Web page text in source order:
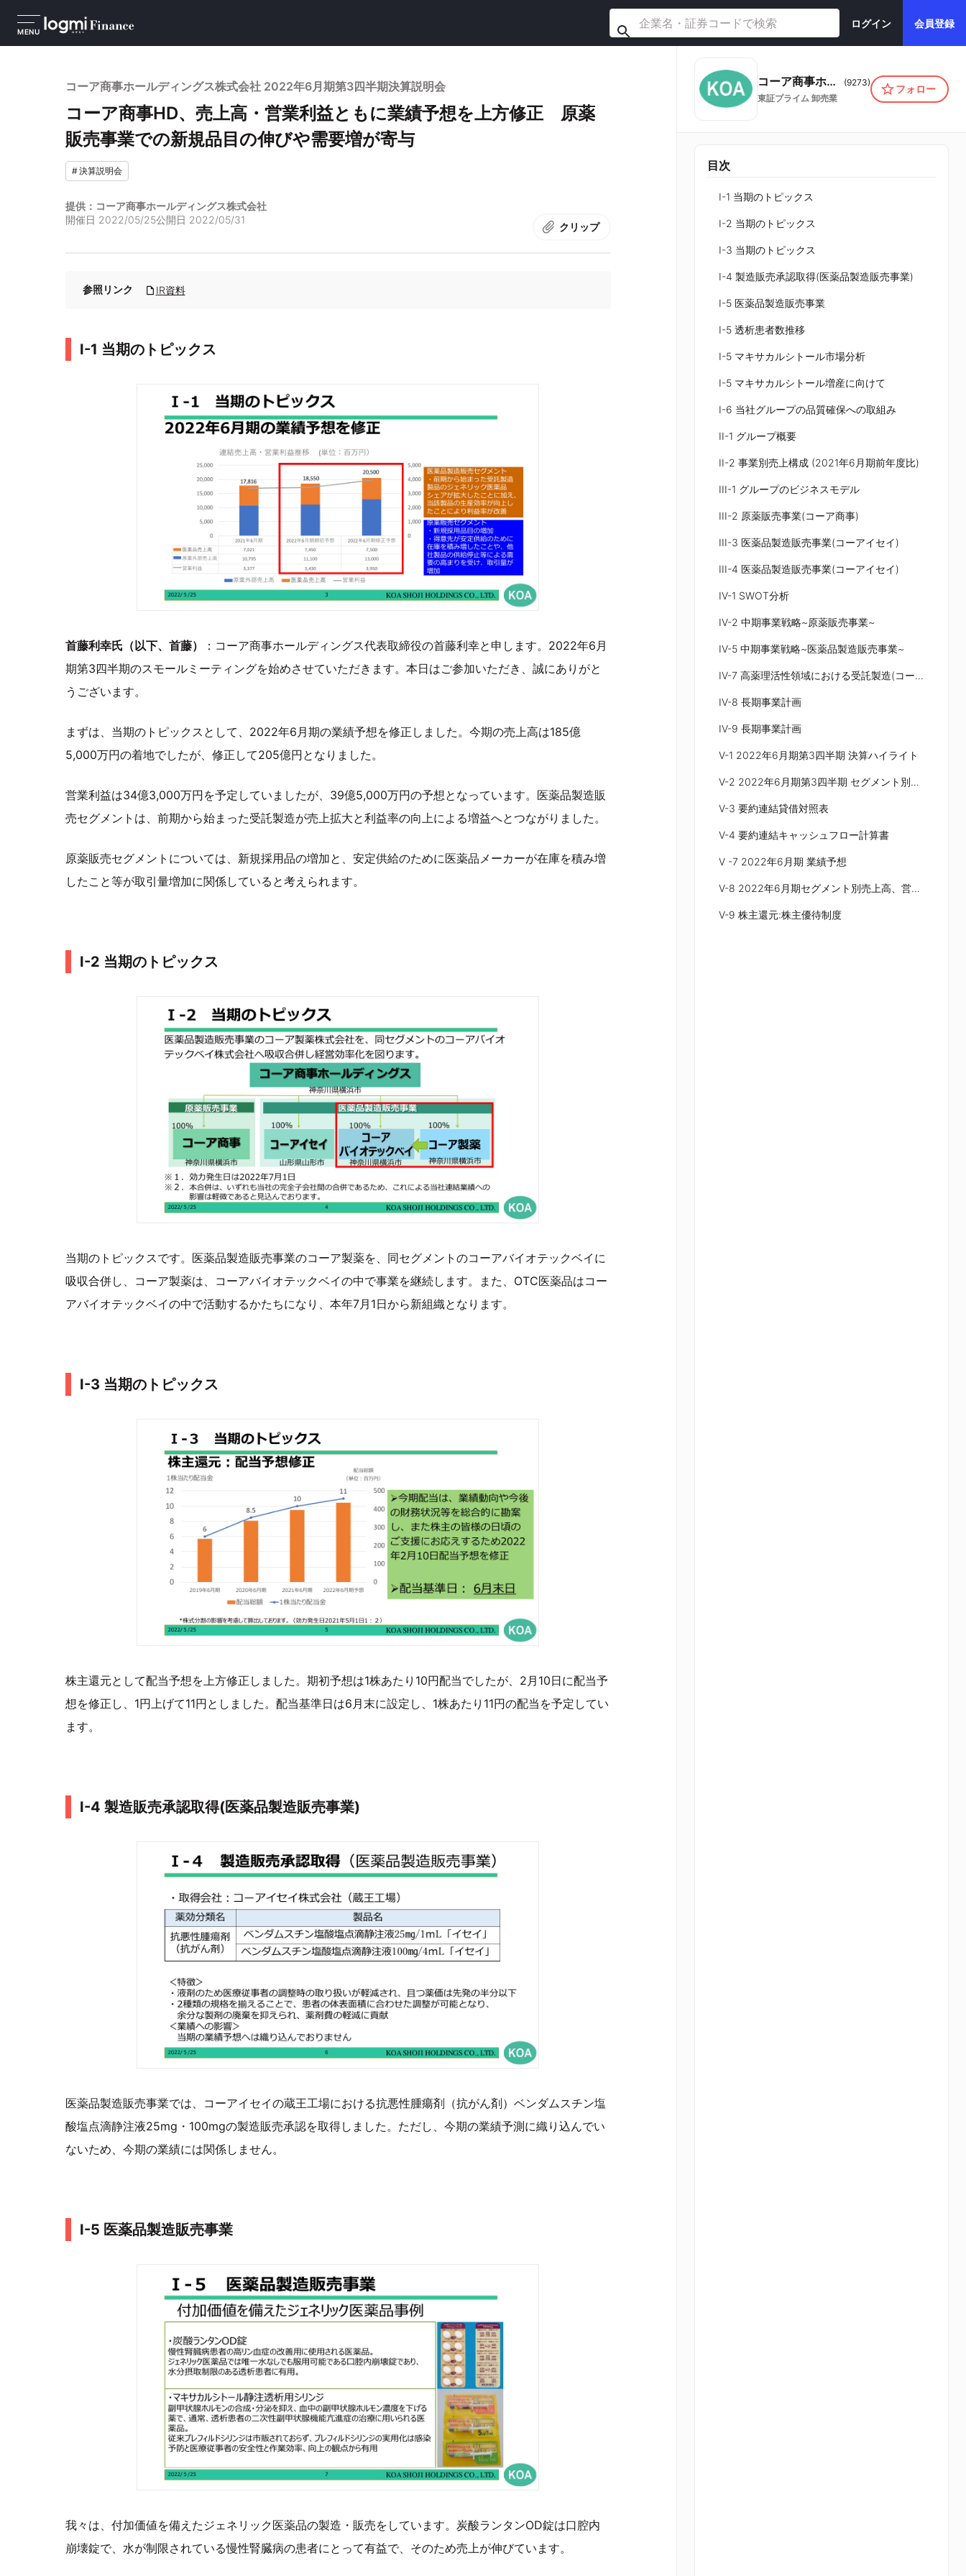
MENU
ログイン 会員登録
コーア商事ホールディングス株式会社 2022年6月期第3四半期決算説明会
コーア商事HD、売上高・営業利益ともに業績予想を上方修正 原薬
販売事業での新規品目の伸びや需要増が寄与
#決算説明会
提供：コーア商事ホールディングス株式会社
開催日 2022/05/25公開日 2022/05/31
クリップ
参照リンク IR資料
I-1 当期のトピックス
首藤利幸氏（以下、首藤）
：コーア商事ホールディングス代表取締役の首藤利幸と申します。2022年6月
期第3四半期のスモールミーティングを始めさせていただきます。本日はご参加いただき、誠にありがと
うございます。
まずは、当期のトピックスとして、2022年6月期の業績予想を修正しました。今期の売上高は185億
5,000万円の着地でしたが、修正して205億円となりました。
営業利益は34億3,000万円を予定していましたが、39億5,000万円の予想となっています。医薬品製造販
売セグメントは、前期から始まった受託製造が売上拡大と利益率の向上による増益へとつながりました。
原薬販売セグメントについては、新規採用品の増加と、安定供給のために医薬品メーカーが在庫を積み増
したこと等が取引量増加に関係していると考えられます。
I-2 当期のトピックス
当期のトピックスです。医薬品製造販売事業のコーア製薬を、同セグメントのコーアバイオテックベイに
吸収合併し、コーア製薬は、コーアバイオテックベイの中で事業を継続します。また、OTC医薬品はコー
アバイオテックベイの中で活動するかたちになり、本年7月1日から新組織となります。
I-3 当期のトピックス
株主還元として配当予想を上方修正しました。期初予想は1株あたり10円配当でしたが、2月10日に配当予
想を修正し、1円上げて11円としました。配当基準日は6月末に設定し、1株あたり11円の配当を予定してい
ます。
I-4 製造販売承認取得(医薬品製造販売事業)
医薬品製造販売事業では、コーアイセイの蔵王工場における抗悪性腫瘍剤（抗がん剤）ベンダムスチン塩
酸塩点滴静注液25mg・100mgの製造販売承認を取得しました。ただし、今期の業績予測に織り込んでい
ないため、今期の業績には関係しません。
I-5 医薬品製造販売事業
我々は、付加価値を備えたジェネリック医薬品の製造・販売をしています。炭酸ランタンOD錠は口腔内
崩壊錠で、水が制限されている慢性腎臓病の患者にとって有益で、そのため売上が伸びています。
コーア商事ホールディングス株式会社 (9273)
東証プライム 卸売業
フォロー
目次
I-1 当期のトピックス
I-2 当期のトピックス
I-3 当期のトピックス
I-4 製造販売承認取得(医薬品製造販売事業)
I-5 医薬品製造販売事業
I-5 透析患者数推移
I-5 マキサカルシトール市場分析
I-5 マキサカルシトール増産に向けて
I-6 当社グループの品質確保への取組み
II-1 グループ概要
II-2 事業別売上構成 (2021年6月期前年度比)
III-1 グループのビジネスモデル
III-2 原薬販売事業(コーア商事)
III-3 医薬品製造販売事業(コーアイセイ)
III-4 医薬品製造販売事業(コーアイセイ)
IV-1 SWOT分析
IV-2 中期事業戦略~原薬販売事業~
IV-5 中期事業戦略~医薬品製造販売事業~
IV-7 高薬理活性領域における受託製造(コーアイセイ)
IV-8 長期事業計画
IV-9 長期事業計画
V-1 2022年6月期第3四半期 決算ハイライト
V-2 2022年6月期第3四半期 セグメント別売上高、営業利益
V-3 要約連結貸借対照表
V-4 要約連結キャッシュフロー計算書
V -7 2022年6月期 業績予想
V-8 2022年6月期セグメント別売上高、営業利益
V-9 株主還元:株主優待制度